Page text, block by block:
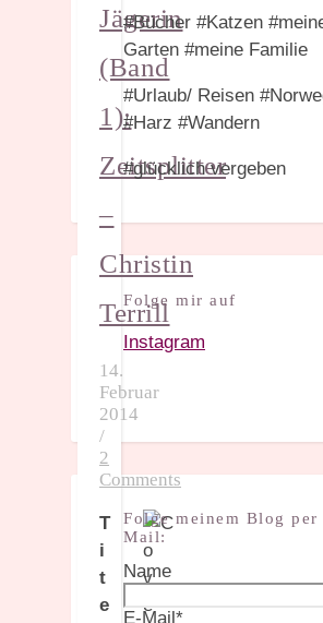
Jägerin
(Band
1):
Zeitsplitter
–
Christin
Terrill
14.
Februar
2014
/
2
Comments
T
i
t
e
#Bücher #Katzen
Garten #meine Familie
#Urlaub/ Reisen
#Harz #Wandern
#glücklich vergeben
Folge mir auf
Instagram
Folge meinem Blog per
Mail:
Name
E-Mail*